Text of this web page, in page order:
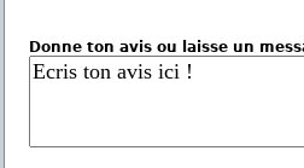
Donne ton avis ou laisse un